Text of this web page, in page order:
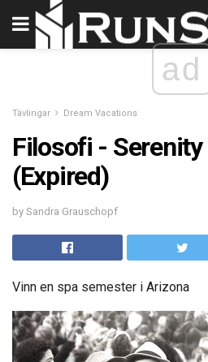
ad
Tävlingar Dream Vacations
Filosofi -
(Expired)
by Sandra Grauschopf
Vinn en spa semester i Arizona